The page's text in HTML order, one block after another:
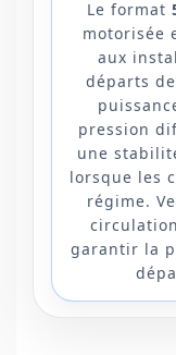
Le format
motorisée
aux
départs
pression
une
lorsque les
régime.
garantir la